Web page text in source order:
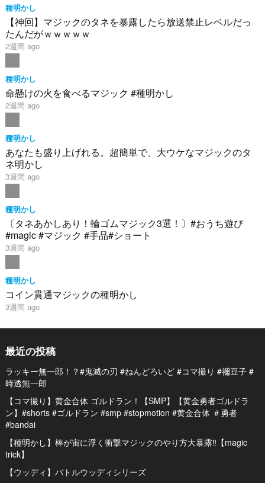
種明かし
【神回】マジックのタネを暴露したら放送禁止レベルだっ
たんだがｗｗｗｗｗ
2週間 ago
種明かし
命懸けの火を食べるマジック #種明かし
2週間 ago
種明かし
あなたも盛り上げれる。超簡単で、大ウケなマジックのタ
ネ明かし
3週間 ago
種明かし
〔タネあかしあり！輪ゴムマジック3選！〕#おうち遊び
#magic #マジック #手品#ショート
3週間 ago
種明かし
コイン貫通マジックの種明かし
3週間 ago
最近の投稿
ラッキー無一郎！？#鬼滅の刃 #ねんどろいど #コマ撮り #禰豆子 #
時透無一郎
【コマ撮り】黄金合体 ゴルドラン！【SMP】【黄金勇者ゴルドラ
ン】#shorts #ゴルドラン #smp #stopmotion #黄金合体 ＃勇者
#bandai
【種明かし】棒が宙に浮く衝撃マジックのやり方大暴露‼️【magic
trick】
【ウッディ】バトルウッディシリーズ